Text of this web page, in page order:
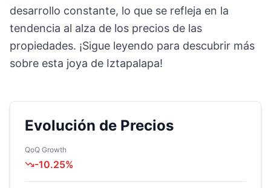
desarrollo constante, lo que se refleja en la
tendencia al alza de los precios de las
propiedades. ¡Sigue leyendo para descubrir más
sobre esta joya de Iztapalapa!
Evolución de Precios
QoQ Growth
-10.25%